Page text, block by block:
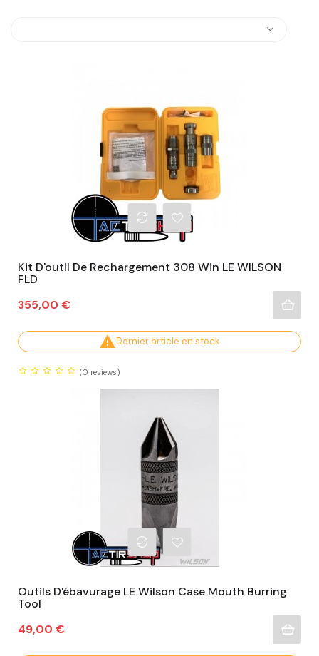
Kit D'outil De Rechargement 308 Win LE WILSON
FLD
Prix
355,00 €
Dernier article en stock
(0 reviews)
Outils D'ébavurage LE Wilson Case Mouth Burring
Tool
Prix
49,00 €